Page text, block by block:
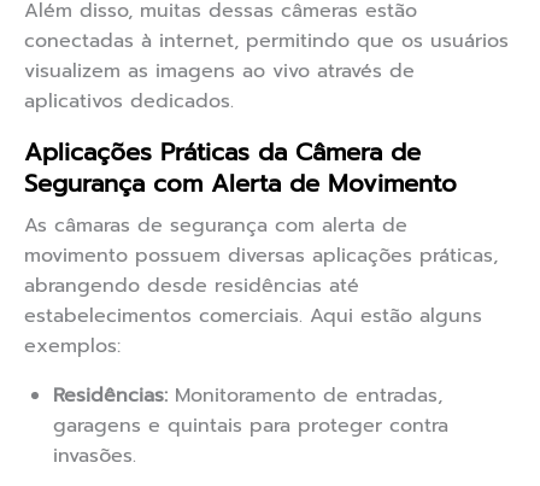
Além disso, muitas dessas câmeras estão
conectadas à internet, permitindo que os usuários
visualizem as imagens ao vivo através de
aplicativos dedicados.
Aplicações Práticas da Câmera de
Segurança com Alerta de Movimento
As câmaras de segurança com alerta de
movimento possuem diversas aplicações práticas,
abrangendo desde residências até
estabelecimentos comerciais. Aqui estão alguns
exemplos:
Residências: Monitoramento de entradas,
garagens e quintais para proteger contra
invasões.